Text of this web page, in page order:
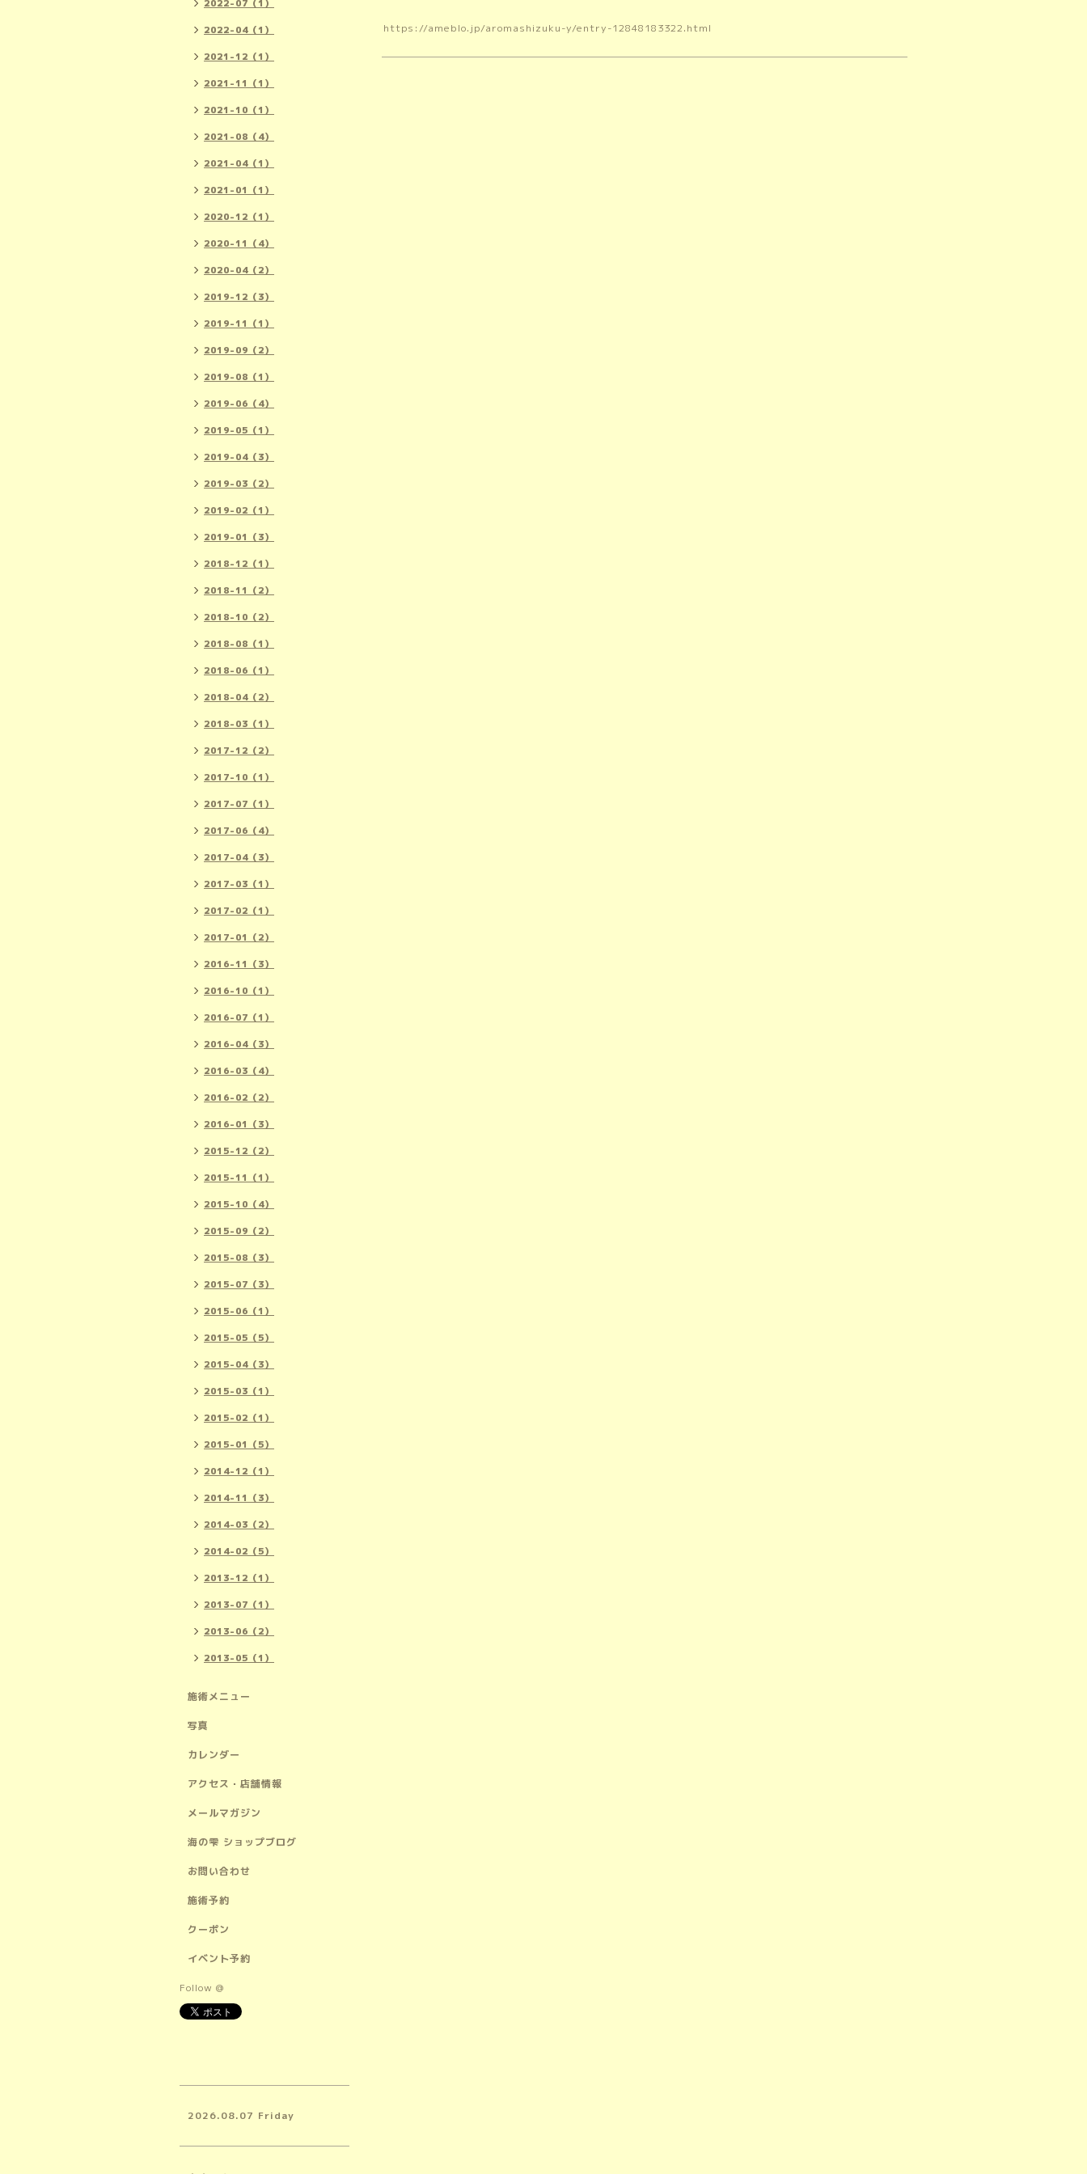
https://ameblo.jp/aromashizuku-y/entry-12848183322.html
2022-07（1）
2022-04（1）
2021-12（1）
2021-11（1）
2021-10（1）
2021-08（4）
2021-04（1）
2021-01（1）
2020-12（1）
2020-11（4）
2020-04（2）
2019-12（3）
2019-11（1）
2019-09（2）
2019-08（1）
2019-06（4）
2019-05（1）
2019-04（3）
2019-03（2）
2019-02（1）
2019-01（3）
2018-12（1）
2018-11（2）
2018-10（2）
2018-08（1）
2018-06（1）
2018-04（2）
2018-03（1）
2017-12（2）
2017-10（1）
2017-07（1）
2017-06（4）
2017-04（3）
2017-03（1）
2017-02（1）
2017-01（2）
2016-11（3）
2016-10（1）
2016-07（1）
2016-04（3）
2016-03（4）
2016-02（2）
2016-01（3）
2015-12（2）
2015-11（1）
2015-10（4）
2015-09（2）
2015-08（3）
2015-07（3）
2015-06（1）
2015-05（5）
2015-04（3）
2015-03（1）
2015-02（1）
2015-01（5）
2014-12（1）
2014-11（3）
2014-03（2）
2014-02（5）
2013-12（1）
2013-07（1）
2013-06（2）
2013-05（1）
施術メニュー
写真
カレンダー
アクセス・店舗情報
メールマガジン
海の雫 ショップブログ
お問い合わせ
施術予約
クーポン
イベント予約
Follow @
2026.08.07 Friday